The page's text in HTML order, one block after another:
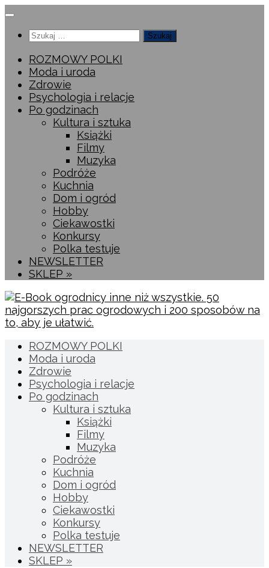
Przeskocz
treściSzukaj:
ROZMOWY POLKI
Moda i uroda
Zdrowie
Psychologia i relacje
Po godzinach
Kultura i sztuka
Książki
Filmy
Muzyka
Podróże
Kuchnia
Dom i ogród
Hobby
Ciekawostki
Konkursy
Polka testuje
NEWSLETTER
SKLEP »
ROZMOWY POLKI
Moda i uroda
Zdrowie
Psychologia i relacje
Po godzinach
Kultura i sztuka
Książki
Filmy
Muzyka
Podróże
Kuchnia
Dom i ogród
Hobby
Ciekawostki
Konkursy
Polka testuje
NEWSLETTER
SKLEP »